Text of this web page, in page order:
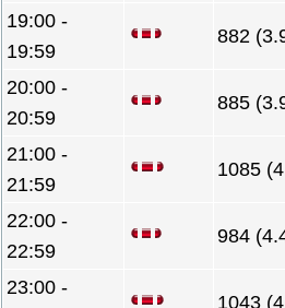
19:00 -
19:59
882
20:00 -
20:59
885
21:00 -
21:59
1085
22:00 -
22:59
984
23:00 -
1043